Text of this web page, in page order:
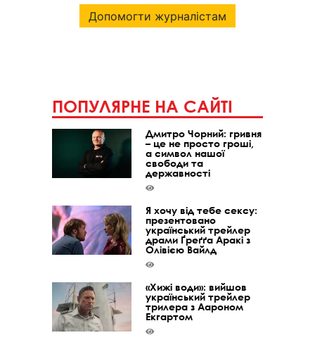
Допомогти журналістам
ПОПУЛЯРНЕ НА САЙТІ
Дмитро Чорний: гривня
– це не просто гроші,
а символ нашої
свободи та
державності
Я хочу від тебе сексу:
презентовано
український трейлер
драми Ґреґґа Аракі з
Олівією Вайлд
«Хижі води»: вийшов
український трейлер
трилера з Аароном
Екгартом